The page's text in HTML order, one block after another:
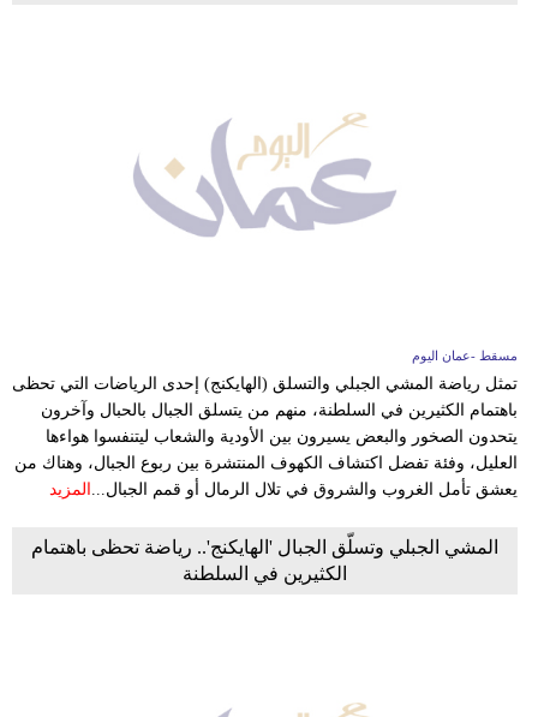
مسقط -عمان اليوم
تمثل رياضة المشي الجبلي والتسلق (الهايكنج) إحدى الرياضات التي تحظى
باهتمام الكثيرين في السلطنة، منهم من يتسلق الجبال بالحبال وآخرون
يتحدون الصخور والبعض يسيرون بين الأودية والشعاب ليتنفسوا هواءها
العليل، وفئة تفضل اكتشاف الكهوف المنتشرة بين ربوع الجبال، وهناك من
يعشق تأمل الغروب والشروق في تلال الرمال أو قمم الجبال... المزيد
المشي الجبلي وتسلّق الجبال 'الهايكنج'.. رياضة تحظى باهتمام
الكثيرين في السلطنة